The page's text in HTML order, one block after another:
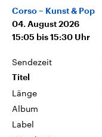
Corso – Kunst & Pop
04. August 2026
15:05 bis 15:30 Uhr
Sendezeit
Titel
Länge
Album
Label